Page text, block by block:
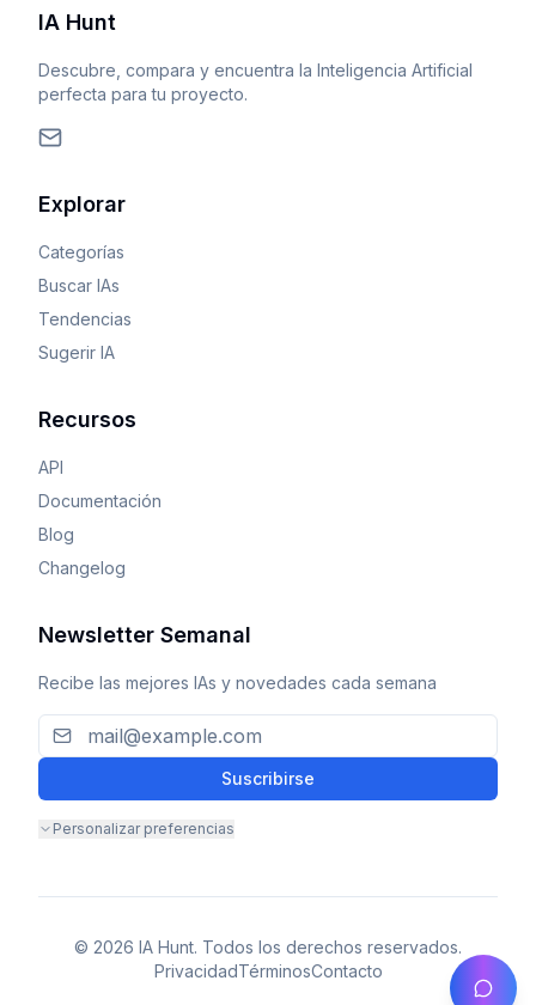
IA Hunt
Descubre, compara y encuentra la Inteligencia Artificial
perfecta para tu proyecto.
Explorar
Categorías
Buscar IAs
Tendencias
Sugerir IA
Recursos
API
Documentación
Blog
Changelog
Newsletter Semanal
Recibe las mejores IAs y novedades cada semana
Suscribirse
Personalizar preferencias
© 2026 IA Hunt. Todos los derechos reservados.
PrivacidadTérminosContacto